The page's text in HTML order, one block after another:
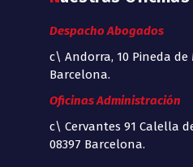
Despacho Abogados
c\ Andorra, 10 Pineda de
Barcelona.
Oficinas Administración
c\ Cervantes 91 Calella
08397 Barcelona.